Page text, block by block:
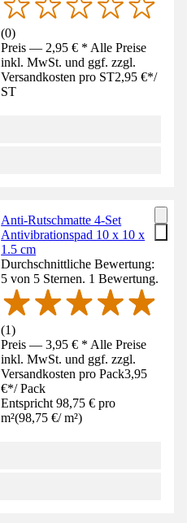
(0)
Preis — 2,95 € * Alle Preise
inkl. MwSt. und ggf. zzgl.
Versandkosten pro ST2,95 €*/
ST
Anti-Rutschmatte 4-Set
Antivibrationspad 10 x 10 x
1.5 cm
Durchschnittliche Bewertung:
5 von 5 Sternen. 1 Bewertung.
(1)
Preis — 3,95 € * Alle Preise
inkl. MwSt. und ggf. zzgl.
Versandkosten pro Pack3,95
€*/ Pack
Entspricht 98,75 € pro
m²(98,75 €/ m²)